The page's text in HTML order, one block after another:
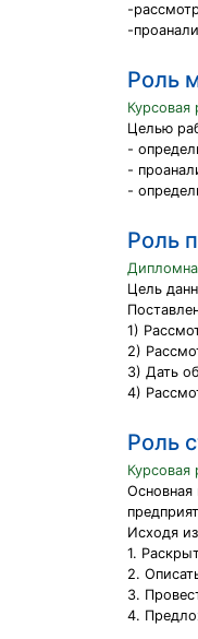
-
-
Роль
Курсовая
Целью
-
-
-
Роль
Цель
1)
2)
3) Дать
4)
Роль
Курсовая
Основная
Исходя
1.
2.
3.
4.